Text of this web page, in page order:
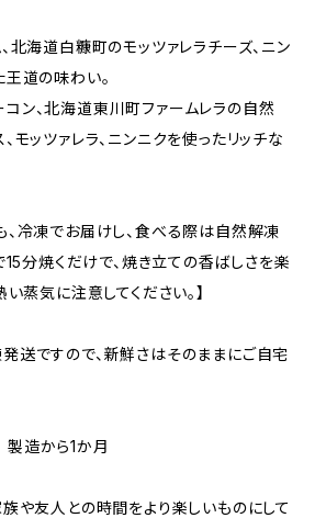
北海道白糠町のモッツァレラチーズ、ニン
王道の味わい。
ン、北海道東川町ファームレラの自然
モッツァレラ、ニンニクを使ったリッチな
、冷凍でお届けし、食べる際は自然解凍
分焼くだけで、焼き立ての香ばしさを楽
い蒸気に注意してください。】
送ですので、新鮮さはそのままにご自宅
造から1か月
族や友人との時間をより楽しいものにして